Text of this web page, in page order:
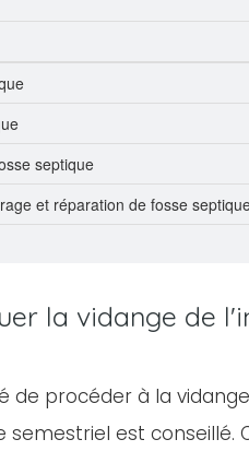
septique
et réparation de fosse
la vidange de
de procéder à la
semestriel est